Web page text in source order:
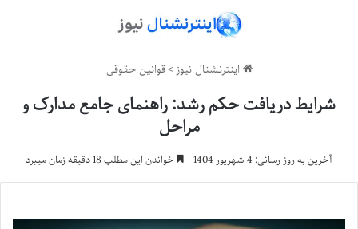
اینترنشنال نیوز>قوانین حقوقی
شرایط دریافت حکم رشد: راهنمای جامع مدارک و
مراحل
آخرین به روز رسانی: 4 شهریور 1404 خواندن این مطلب 18 دقیقه زمان میبرد